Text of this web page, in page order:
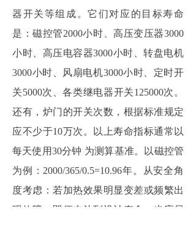
器开关等组成。它们对应的目标寿命
是：磁控管2000小时、高压变压器3000
小时、高压电容器3000小时、转盘电机
3000小时、风扇电机3000小时、定时开
关5000次、各类继电器开关125000次。
还有，炉门的开关次数，根据标准规定
应不少于10万次。以上寿命指标通常以
每天使用30分钟 为测算基准。以磁控管
为例：2000/365/0.5=10.96年。从安全角
度考虑：若加热效果明显变差或频繁出
现故障，即便未达到设计寿命，也应尽